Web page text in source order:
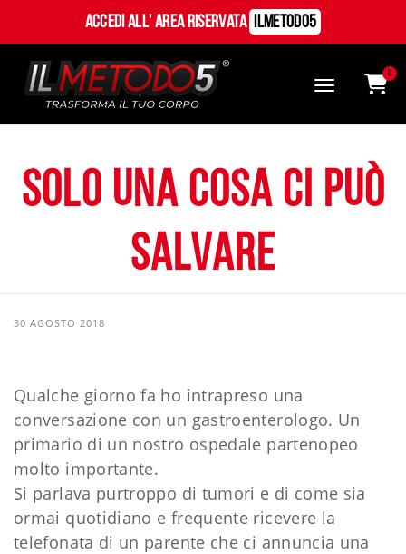
Accedi all' Area Riservata ILMetodo5
0
Solo una cosa ci può
salvare
30 AGOSTO 2018
Qualche giorno fa ho intrapreso una
conversazione con un gastroenterologo. Un
primario di un nostro ospedale partenopeo
molto importante.
Si parlava purtroppo di tumori e di come sia
ormai quotidiano e frequente ricevere la
telefonata di un parente che ci annuncia una